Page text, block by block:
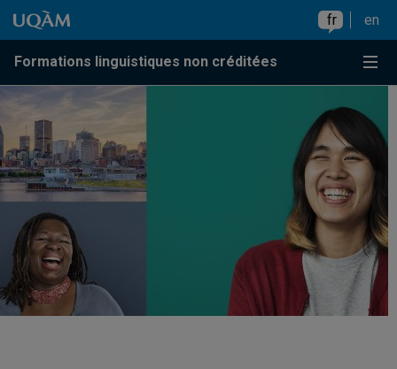
Accéder au contenu
Accéder au menu principal
Accéder à la recherche
Accéder au contenu
Accéder au menu principal
fr en
Formations linguistiques non créditées
Menu